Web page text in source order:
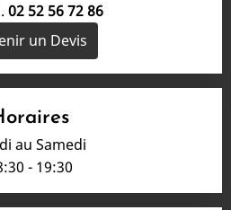
02 52 56 72 86
un Devis
au Samedi
- 19:30